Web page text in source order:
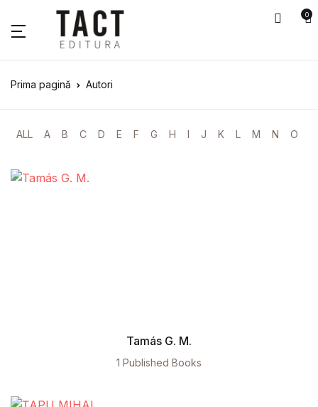
0
Prima pagină Autori
ALL A B C D E F G H I J K L M N O
Tamás G. M.
1 Published Books